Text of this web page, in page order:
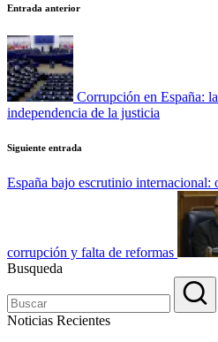
Navegación
de
entradas
Entrada anterior
Corrupción en España:
independencia de la justicia
Siguiente entrada
España bajo escrutinio internacional:
corrupción y falta de reformas
Busqueda
Noticias Recientes